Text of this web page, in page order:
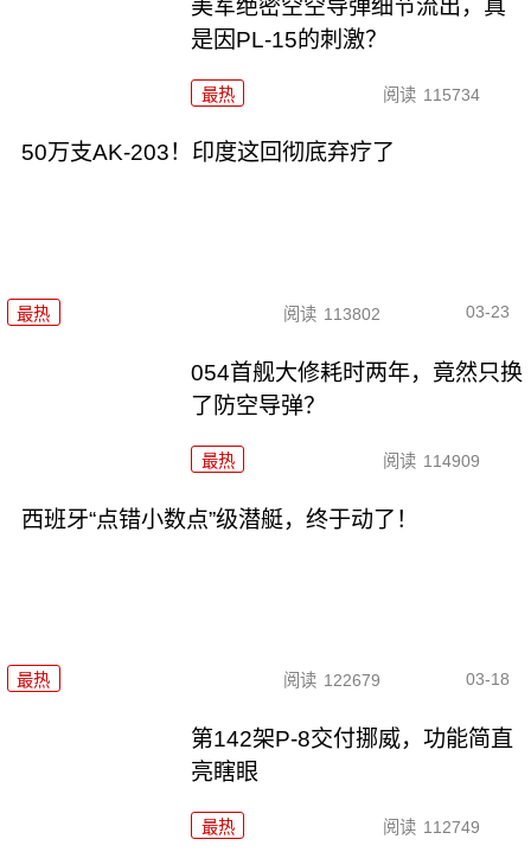
美军绝密空空导弹细节流出，真
是因PL-15的刺激？
最热 阅读 115734
50万支AK-203！印度这回彻底弃疗了
最热 阅读 113802 03-23
054首舰大修耗时两年，竟然只换
了防空导弹？
最热 阅读 114909
西班牙“点错小数点”级潜艇，终于动了！
最热 阅读 122679 03-18
第142架P-8交付挪威，功能简直
亮瞎眼
最热 阅读 112749